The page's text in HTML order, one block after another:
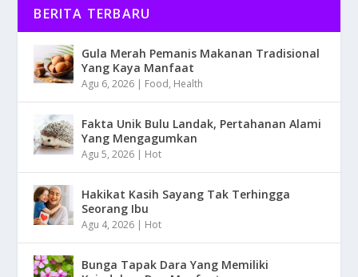
BERITA TERBARU
Gula Merah Pemanis Makanan Tradisional
Yang Kaya Manfaat
Agu 6, 2026 | Food, Health
Fakta Unik Bulu Landak, Pertahanan Alami
Yang Mengagumkan
Agu 5, 2026 | Hot
Hakikat Kasih Sayang Tak Terhingga
Seorang Ibu
Agu 4, 2026 | Hot
Bunga Tapak Dara Yang Memiliki